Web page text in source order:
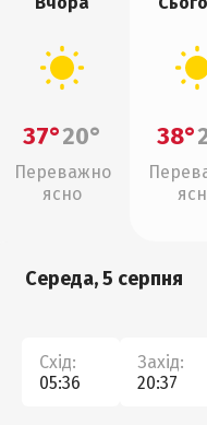
37°20°
Переважно
ясно
38°
Середа, 5 серпня
Схід:
05:36
Захід:
20:37